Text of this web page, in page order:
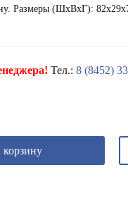
Размеры (ШxВxГ):
Тел.: 8 (8452)